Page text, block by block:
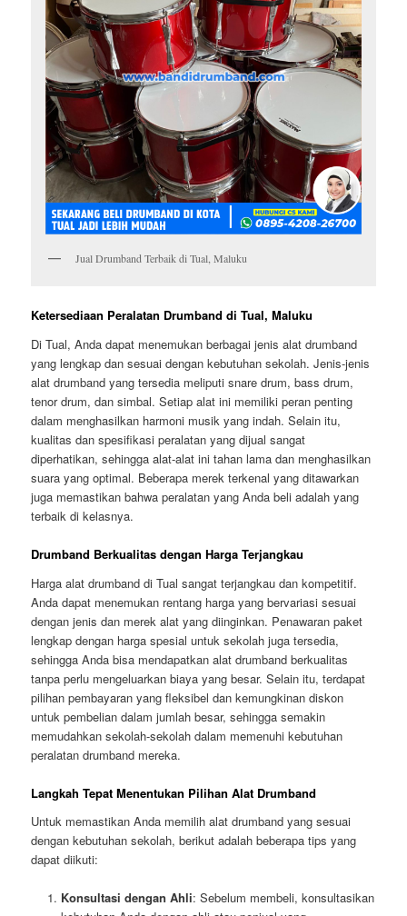
Jual Drumband Terbaik di Tual, Maluku
Ketersediaan Peralatan Drumband di Tual, Maluku
Di Tual, Anda dapat menemukan berbagai jenis alat drumband
yang lengkap dan sesuai dengan kebutuhan sekolah. Jenis-jenis
alat drumband yang tersedia meliputi snare drum, bass drum,
tenor drum, dan simbal. Setiap alat ini memiliki peran penting
dalam menghasilkan harmoni musik yang indah. Selain itu,
kualitas dan spesifikasi peralatan yang dijual sangat
diperhatikan, sehingga alat-alat ini tahan lama dan menghasilkan
suara yang optimal. Beberapa merek terkenal yang ditawarkan
juga memastikan bahwa peralatan yang Anda beli adalah yang
terbaik di kelasnya.
Drumband Berkualitas dengan Harga Terjangkau
Harga alat drumband di Tual sangat terjangkau dan kompetitif.
Anda dapat menemukan rentang harga yang bervariasi sesuai
dengan jenis dan merek alat yang diinginkan. Penawaran paket
lengkap dengan harga spesial untuk sekolah juga tersedia,
sehingga Anda bisa mendapatkan alat drumband berkualitas
tanpa perlu mengeluarkan biaya yang besar. Selain itu, terdapat
pilihan pembayaran yang fleksibel dan kemungkinan diskon
untuk pembelian dalam jumlah besar, sehingga semakin
memudahkan sekolah-sekolah dalam memenuhi kebutuhan
peralatan drumband mereka.
Langkah Tepat Menentukan Pilihan Alat Drumband
Untuk memastikan Anda memilih alat drumband yang sesuai
dengan kebutuhan sekolah, berikut adalah beberapa tips yang
dapat diikuti:
Konsultasi dengan Ahli: Sebelum membeli, konsultasikan